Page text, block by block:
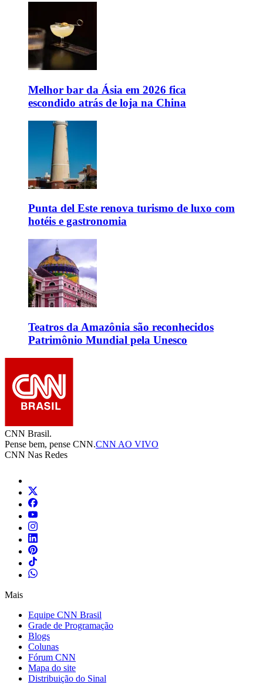
Melhor bar da Ásia em 2026 fica
escondido atrás de loja na China
Punta del Este renova turismo de luxo com
hotéis e gastronomia
Teatros da Amazônia são reconhecidos
Patrimônio Mundial pela Unesco
CNN Brasil.
Pense bem, pense CNN.CNN AO VIVO
CNN Nas Redes
Mais
Equipe CNN Brasil
Grade de Programação
Blogs
Colunas
Fórum CNN
Mapa do site
Distribuição do Sinal